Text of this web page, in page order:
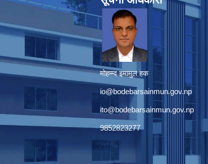
मोहम्म्द इमामुल हक
io@bodebarsainmun.gov.np
ito@bodebarsainmun.gov.np
9852823277